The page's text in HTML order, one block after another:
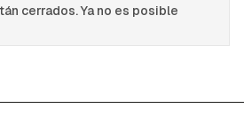
cerrados. Ya no es posible